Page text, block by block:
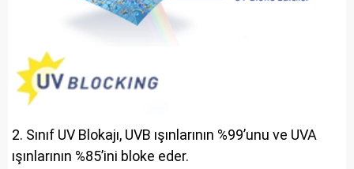
2. Sınıf UV Blokajı, UVB ışınlarının %99’unu ve UVA
ışınlarının %85’ini bloke eder.